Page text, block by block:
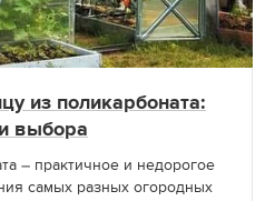
из поликарбоната:
выбора
– практичное и недорогое
самых разных огородных